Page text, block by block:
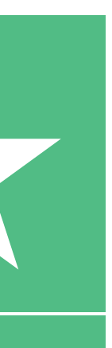
Keine